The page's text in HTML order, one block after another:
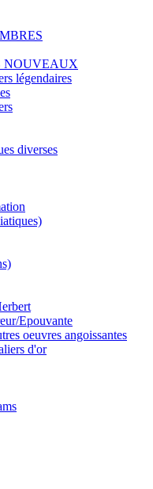
NOUVEAUX
légendaires
diverses
Epouvante
oeuvres angoissantes
d'or